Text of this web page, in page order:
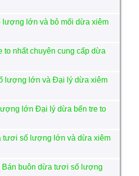
lớn và bỏ mối dừa xiêm
nhất chuyên cung cấp dừa
lượng lớn và Đại lý dừa xiêm
lớn Đại lý dừa bến tre to
tươi số lượng lớn và dừa xiêm
buôn dừa tươi số lượng